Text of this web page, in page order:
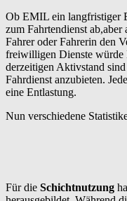
Ob EMIL ein langfristiger
zum Fahrtendienst
Fahrer oder Fahrerin den
freiwilligen Dienste
derzeitigen Aktivstand
Fahrdienst anzubieten.
eine Entlastung.
Nun verschiedene
Für die Schichtnutzung